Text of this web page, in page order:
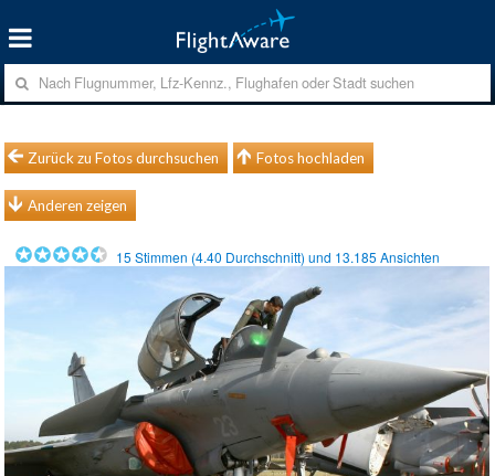
Zurück zu Fotos durchsuchen Fotos hochladen
Anderen zeigen
15 Stimmen (4.40 Durchschnitt) und 13.185 Ansichten